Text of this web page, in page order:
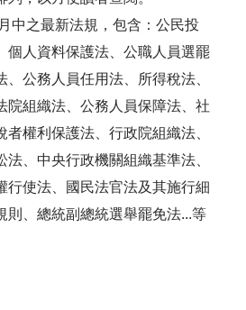
中之最新法規，包含：公民投
個人資料保護法、公職人員選罷
公務人員任用法、所得稅法、
院組織法、公務人員保障法、社
權利保護法、行政院組織法、
法、中央行政機關組織基準法、
行使法、國民法官法及其施行細
則、總統副總統選舉罷免法...等